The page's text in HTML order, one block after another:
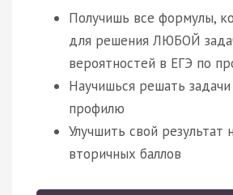
Получишь все формулы,
для решения ЛЮБОЙ
вероятностей в ЕГЭ по
Научишься решать
профилю
Улучшить свой результат
вторичных баллов